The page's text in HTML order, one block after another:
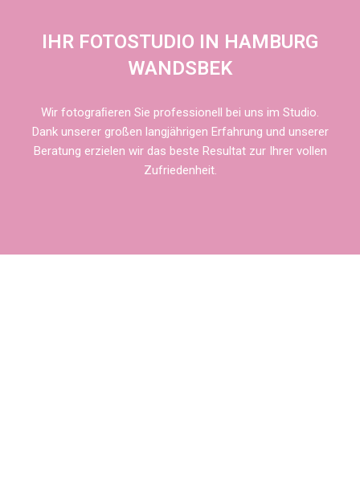
IHR FOTOSTUDIO IN HAMBURG
WANDSBEK
Wir fotograﬁeren Sie professionell bei uns im Studio.
Dank unserer großen langjährigen Erfahrung und unserer
Beratung erzielen wir das beste Resultat zur Ihrer vollen
Zufriedenheit.